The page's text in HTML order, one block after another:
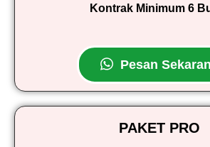
Kontrak Minimum 6
Pesan
PAKET PRO